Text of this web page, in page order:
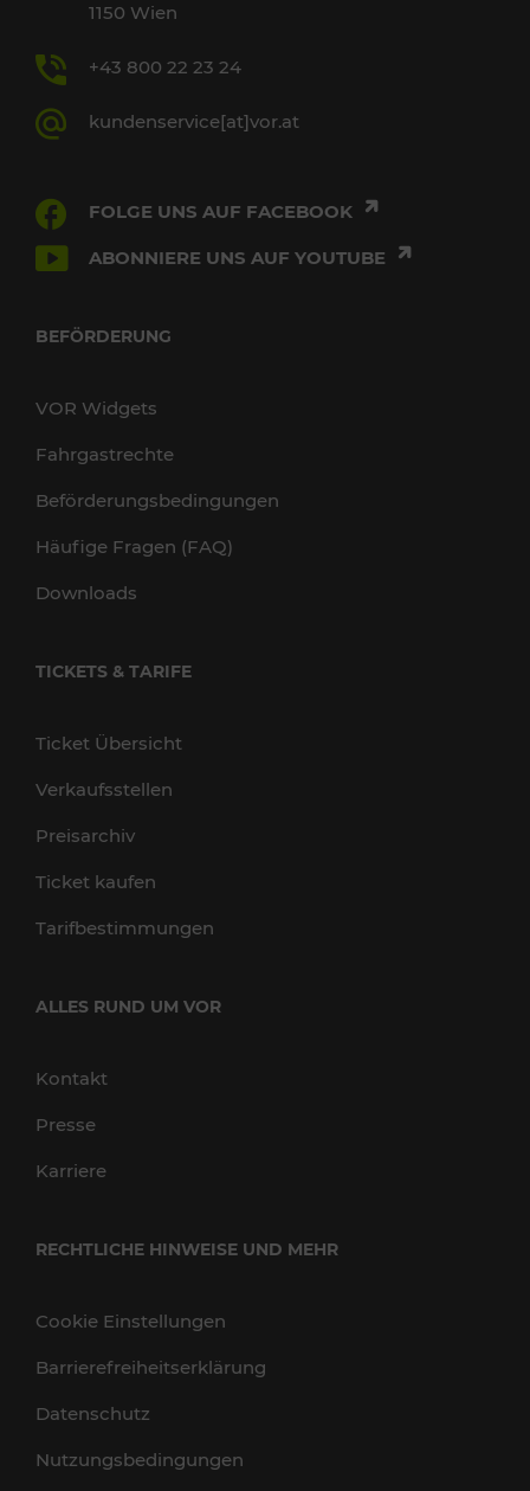
1150 Wien
+43 800 22 23 24
kundenservice[at]vor.at
FOLGE UNS AUF FACEBOOK
ABONNIERE UNS AUF YOUTUBE
BEFÖRDERUNG
VOR Widgets
Fahrgastrechte
Beförderungsbedingungen
Häufige Fragen (FAQ)
Downloads
TICKETS & TARIFE
Ticket Übersicht
Verkaufsstellen
Preisarchiv
Ticket kaufen
Tarifbestimmungen
ALLES RUND UM VOR
Kontakt
Presse
Karriere
RECHTLICHE HINWEISE UND MEHR
Cookie Einstellungen
Barrierefreiheitserklärung
Datenschutz
Nutzungsbedingungen